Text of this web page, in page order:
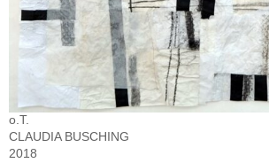
o.T.
CLAUDIA BUSCHING
2018